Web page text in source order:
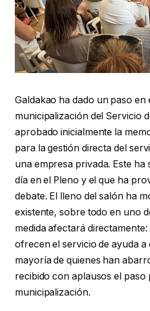
Galdakao ha dado un paso en
municipalización del Servicio
aprobado inicialmente la
para la gestión directa del
una empresa privada. Este ha
día en el Pleno y el que ha
debate. El lleno del salón ha
existente, sobre todo en uno
medida afectará
ofrecen el servicio de ayuda a
mayoría de quienes han
recibido con aplausos el paso
municipalización.